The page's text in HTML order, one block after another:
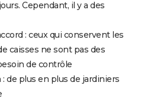
Cependant, il y a des
: ceux qui conservent les
caisses ne sont pas des
de contrôle
de plus en plus de jardiniers